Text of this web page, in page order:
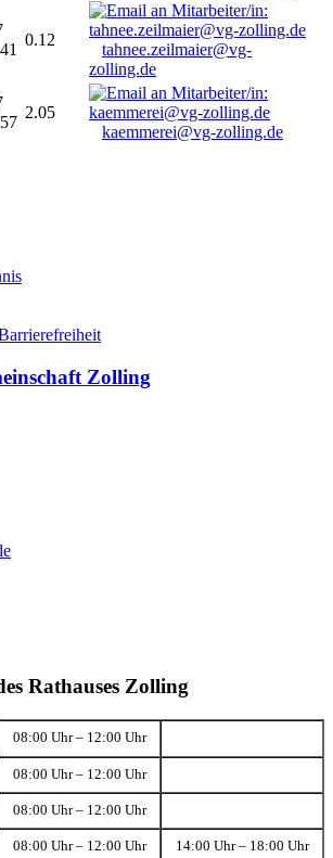
0.12
tahnee.zeilmaier@vg-
zolling.de
2.05
kaemmerei@vg-zolling.de
Zolling
Rathauses Zolling
08:00 Uhr – 12:00 Uhr
08:00 Uhr – 12:00 Uhr
08:00 Uhr – 12:00 Uhr
08:00 Uhr – 12:00 Uhr 14:00 Uhr – 18:00 Uhr